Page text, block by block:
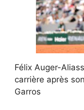
Félix Auger-
carrière après
Garros